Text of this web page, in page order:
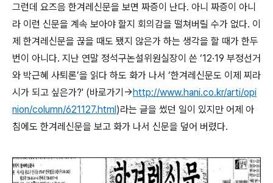
그런데 요즈음 한겨레신문을 보면 짜증이 난다. 아니 짜증이 아니
라 이런 신문을 계속 보아야 할지 회의감을 떨쳐버릴 수가 없다. 이
제 한겨레신문을 끊을 때도 됐지 않은가 하는 생각을 할 때가 한두
번이 아니다. 지난 연말 정석구논설위원실장이 쓴 ‘12·19 부정선거
와 박근혜 사퇴론’을 읽다 하도 화가 나서 ‘한겨레신문도 이제 찌라
시가 되고 싶은가?' (바로가기→http://www.hani.co.kr/arti/opi
nion/column/621127.html)라는 글을 썼던 일이 있지만 어제 아
침에도 한겨레신문을 보고 화가 나서 신문을 덮어 버렸다.